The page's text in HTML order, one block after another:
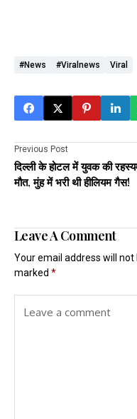
#news #viralnews Viral
Previous Post
दिल्ली के होटल में युवक की
मौत, मुंह में भरी थी हीलियम गैस!
Leave A Comment
Your email address will not
marked *